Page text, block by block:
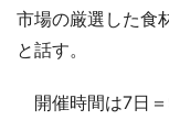
市場の厳選した食
と話す。
開催時間は7日＝